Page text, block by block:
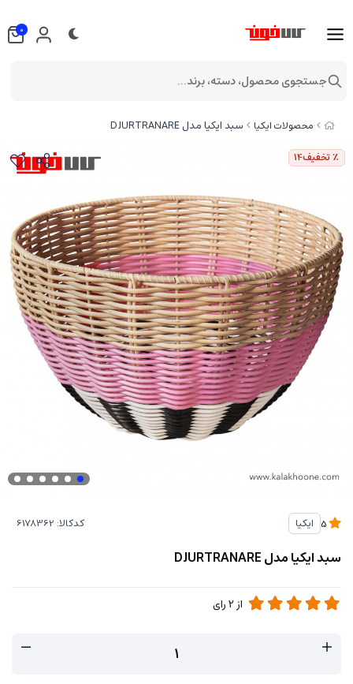
محصولات ایکیا سبد ایکیا مدل DJURTRANARE
٪ تخفیف14
ایکیا کدکالا:
سبد ایکیا مدل DJURTRANARE
از2رای
0
جستجوی محصول، دسته، برند...